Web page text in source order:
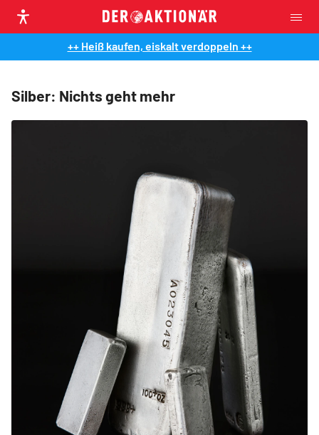
++ Heiß kaufen, eiskalt verdoppeln ++
Silber: Nichts geht mehr